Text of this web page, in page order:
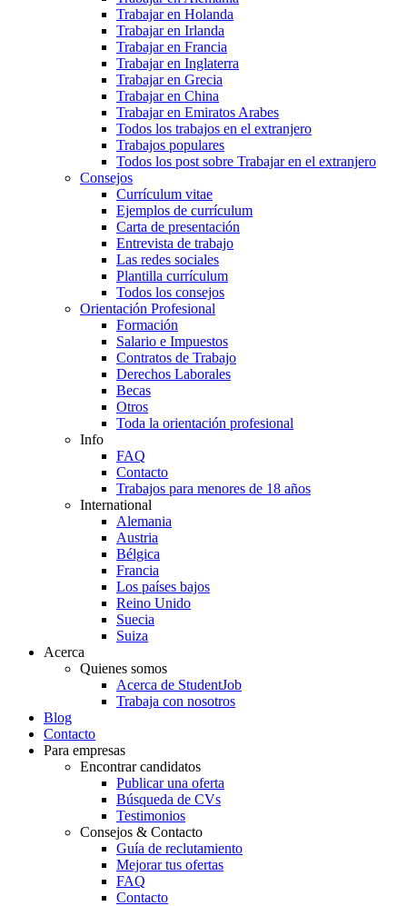
Trabajar en Holanda
Trabajar en Irlanda
Trabajar en Francia
Trabajar en Inglaterra
Trabajar en Grecia
Trabajar en China
Trabajar en Emiratos Arabes
Todos los trabajos en el extranjero
Trabajos populares
Todos los post sobre Trabajar en el extranjero
Consejos
Currículum vitae
Ejemplos de currículum
Carta de presentación
Entrevista de trabajo
Las redes sociales
Plantilla currículum
Todos los consejos
Orientación Profesional
Formación
Salario e Impuestos
Contratos de Trabajo
Derechos Laborales
Becas
Otros
Toda la orientación profesional
Info
FAQ
Contacto
Trabajos para menores de 18 años
International
Alemania
Austria
Bélgica
Francia
Los países bajos
Reino Unido
Suecia
Suiza
Acerca
Quienes somos
Acerca de StudentJob
Trabaja con nosotros
Blog
Contacto
Para empresas
Encontrar candidatos
Publicar una oferta
Búsqueda de CVs
Testimonios
Consejos & Contacto
Guía de reclutamiento
Mejorar tus ofertas
FAQ
Contacto